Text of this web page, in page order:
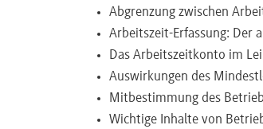
Abgrenzung zwischen
Arbeitszeit-Erfassung: Der
Das Arbeitszeitkonto im
Auswirkungen des
Mitbestimmung des
Wichtige Inhalte von